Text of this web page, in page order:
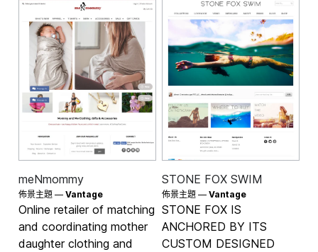
meNmommy
佈景主題 —Vantage
Online retailer of matching
and coordinating mother
daughter clothing and
STONE FOX SWIM
佈景主題 — Vantage
STONE FOX IS
ANCHORED BY ITS
CUSTOM DESIGNED